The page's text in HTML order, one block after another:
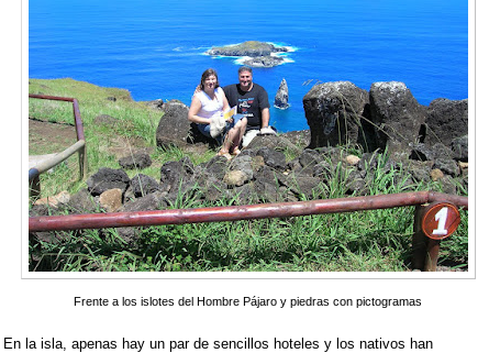
Frente a los islotes del Hombre Pájaro y piedras con pictogramas
En la isla, apenas hay un par de sencillos hoteles y los nativos han